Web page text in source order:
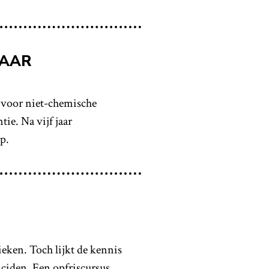
niet-chemische
Na vijf jaar
Toch lijkt de kennis